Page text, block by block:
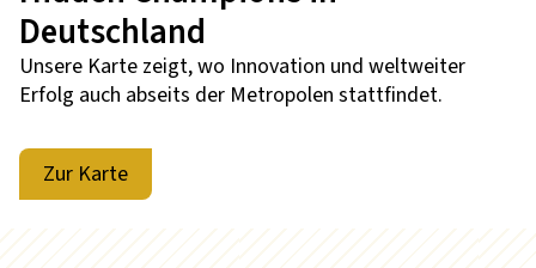
Deutschland
Unsere Karte zeigt, wo Innovation und weltweiter
Erfolg auch abseits der Metropolen stattfindet.
Zur Karte